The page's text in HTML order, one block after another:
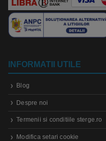
INFORMATII UTILE
Blog
Despre noi
Termenii si conditiile sterge.ro
Modifica setari cookie